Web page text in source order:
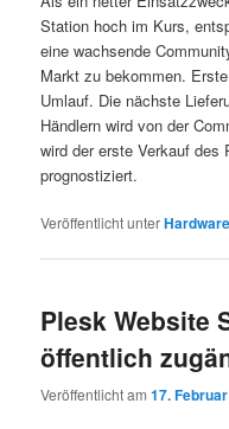
Station hoch im Kurs,
eine wachsende
Markt zu bekommen.
Umlauf. Die nächste
Händlern wird von der
wird der erste Verkauf des
prognostiziert.
Veröffentlicht unterHardware
Plesk Website
öffentlich
Veröffentlicht am17.